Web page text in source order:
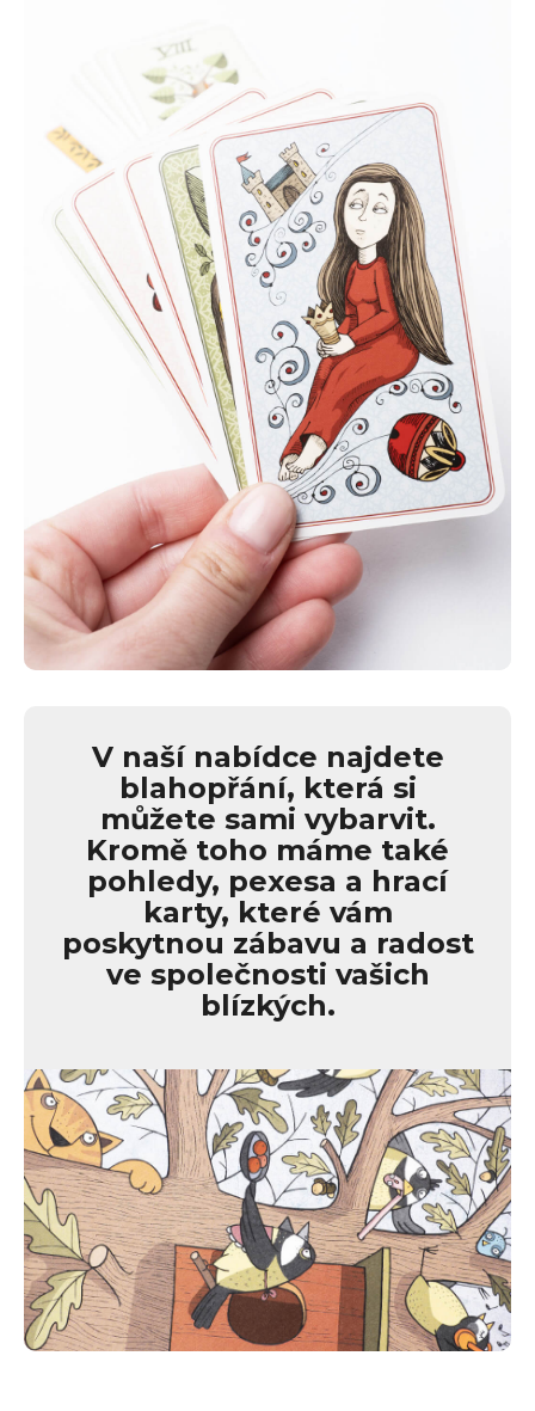
V naší nabídce najdete
blahopřání, která si
můžete sami vybarvit.
Kromě toho máme také
pohledy, pexesa a hrací
karty, které vám
poskytnou zábavu a radost
ve společnosti vašich
blízkých.